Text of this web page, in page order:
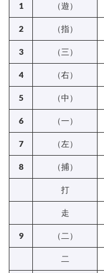
1 （遊）
2 （指）
3 （三）
4 （右）
5 （中）
6 （一）
7 （左）
8 （捕）
打
走
9 （二）
二